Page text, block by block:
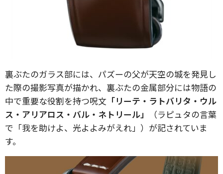
裏ぶたのガラス部には、パズーの父が天空の城を発見し
た際の撮影写真が描かれ、裏ぶたの金属部分には物語の
中で重要な役割を持つ呪文 「リーテ・ラトバリタ・ウル
ス・アリアロス・バル・ネトリール」
（ラピュタの言葉
で「我を助けよ、光よよみがえれ」）が記されていま
す。